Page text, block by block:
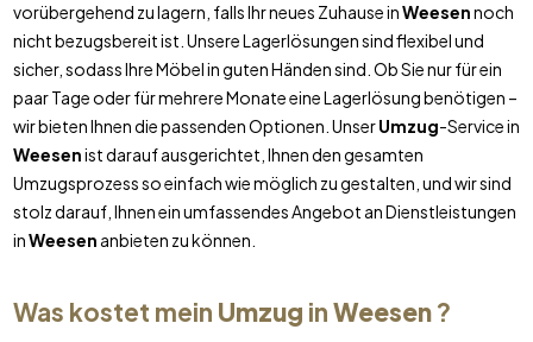
vorübergehend zu lagern, falls Ihr neues Zuhause inWeesennoch
nicht bezugsbereit ist. Unsere Lagerlösungen sind flexibel und
sicher, sodass Ihre Möbel in guten Händen sind. Ob Sie nur für ein
paar Tage oder für mehrere Monate eine Lagerlösung benötigen –
wir bieten Ihnen die passenden Optionen. UnserUmzug-Service in
Weesenist darauf ausgerichtet, Ihnen den gesamten
Umzugsprozess so einfach wie möglich zu gestalten, und wir sind
stolz darauf, Ihnen ein umfassendes Angebot an Dienstleistungen
inWeesen anbieten zu können.
Was kostet mein Umzug inWeesen?